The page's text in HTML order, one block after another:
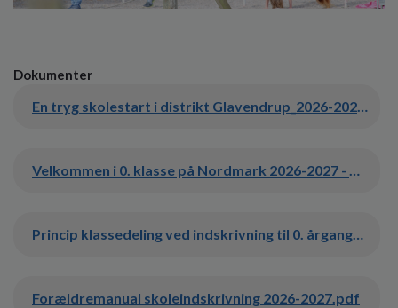
Dokumenter
En tryg skolestart i distrikt Glavendrup_2026-2027_digital.pdf
Velkommen i 0. klasse på Nordmark 2026-2027 - A4 Pjece.pdf
Princip klassedeling ved indskrivning til 0. årgang_3.pdf
Forældremanual skoleindskrivning 2026-2027.pdf